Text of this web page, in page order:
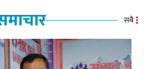
सबै